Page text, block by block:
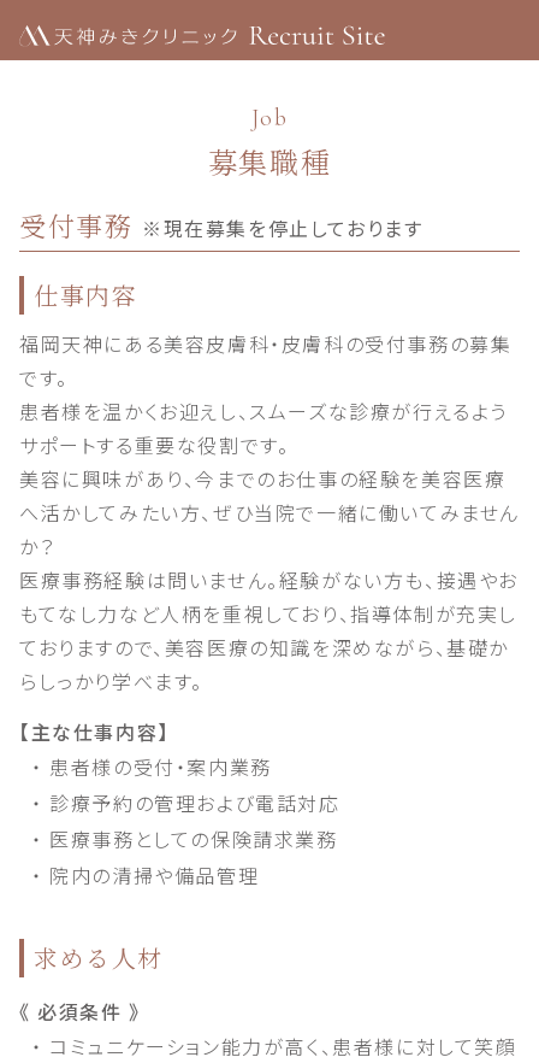
Job
募集職種
受付事務 ※現在募集を停止しております
仕事内容
福岡天神にある美容皮膚科・皮膚科の受付事務の募集
です。
患者様を温かくお迎えし、スムーズな診療が行えるよう
サポートする重要な役割です。
美容に興味があり、今までのお仕事の経験を美容医療
へ活かしてみたい方、ぜひ当院で一緒に働いてみません
か？
医療事務経験は問いません。経験がない方も、接遇やお
もてなし力など人柄を重視しており、指導体制が充実し
ておりますので、美容医療の知識を深めながら、基礎か
らしっかり学べます。
【主な仕事内容】
・ 患者様の受付・案内業務
・ 診療予約の管理および電話対応
・ 医療事務としての保険請求業務
・ 院内の清掃や備品管理
求める人材
《 必須条件 》
・ コミュニケーション能力が高く、患者様に対して笑顔